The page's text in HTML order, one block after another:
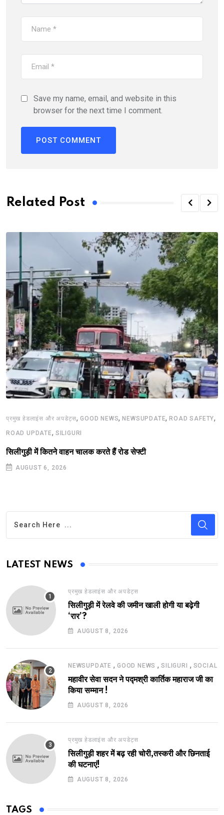
Save my name, email, and website in this
browser for the next time I comment.
Related Post
प्रमुख हेडलाइंस और अपडेट्स,GOOD NEWS,NEWSUPDATE,ROAD SAFETY,
ROAD UPDATE, SILIGURI
सिलीगुड़ी में कितने वाहन चालक करते हैं रोड सेफ्टी
AUGUST 6, 2026
LATEST NEWS
प्रमुख हेडलाइंस और अपडेट्स
सिलीगुड़ी में रेलवे की जमीन खाली होगी या बढ़ेगी
‘रार’?
AUGUST 8, 2026
NEWSUPDATE , GOOD NEWS ,SILIGURI , SOCIAL
महावीर सेवा सदन ने पद्मश्री कार्तिक महाराज जी का
किया सम्मान !
AUGUST 8, 2026
प्रमुख हेडलाइंस और अपडेट्स
सिलीगुड़ी शहर में बढ़ रही चोरी,तस्करी और छिनताई
की घटनाएं!
AUGUST 8, 2026
TAGS